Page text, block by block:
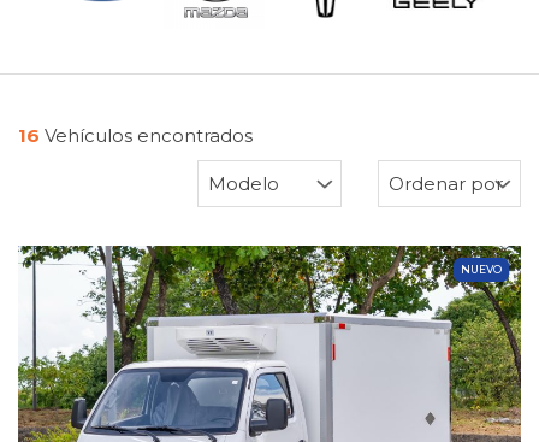
16 Vehículos encontrados
NUEVO